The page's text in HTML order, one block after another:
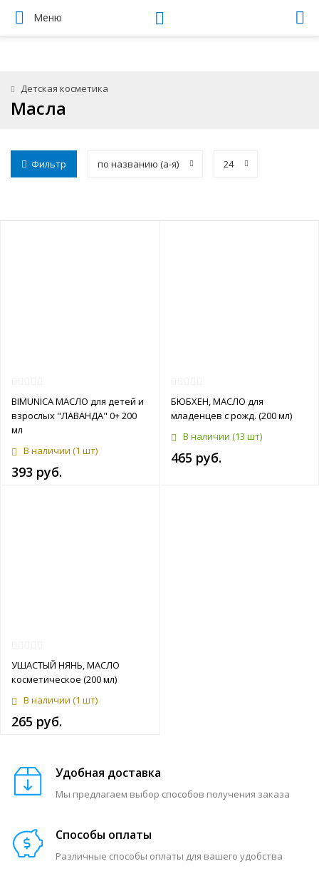
Меню
Детская косметика
Масла
Фильтр по названию (а-я) 24
BIMUNICA МАСЛО для детей и
взрослых "ЛАВАНДА" 0+ 200
мл
В наличии (1 шт)
393 руб.
БЮБХЕН, МАСЛО для
младенцев с рожд. (200 мл)
В наличии (13 шт)
465 руб.
УШАСТЫЙ НЯНЬ, МАСЛО
косметическое (200 мл)
В наличии (1 шт)
265 руб.
Удобная доставка
Мы предлагаем выбор способов получения заказа
Способы оплаты
Различные способы оплаты для вашего удобства